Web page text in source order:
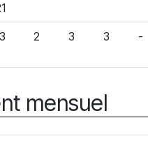
3 2 3 3 -
mensuel